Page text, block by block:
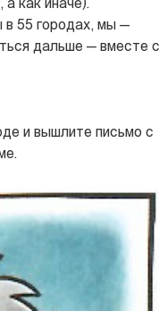
как иначе).
в 55 городах, мы —
дальше — вместе с
и вышлите письмо с